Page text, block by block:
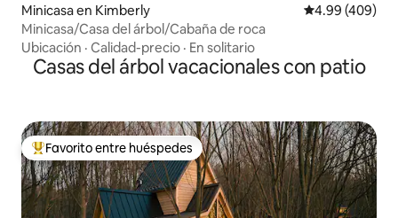
Minicasa en Kimberly Calificación
4.99 (409)
Minicasa/Casa del árbol/Cabaña de roca
Ubicación · Calidad-precio · En solitario
Casas del árbol vacacionales con patio
Favorito entre huéspedes preferido
Favorito entre huéspedes